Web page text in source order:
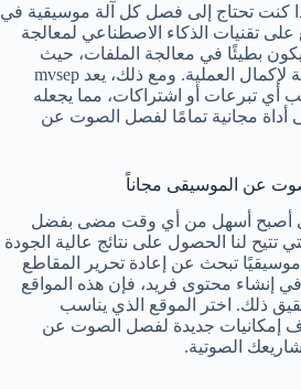
كنت تحتاج إلى فصل كل آلة موسيقية في
تقنيات الذكاء الاصطناعي لمعالجة
يكون بطيئًا في معالجة الملفات، حيث
يستغرق من 15 إلى 30 دقيقة لإكمال العملية. ومع ذلك، يعد mvsep
أي تبرعات أو اشتراكات، مما يجعله
أداة مجانية تمامًا لفصل الصوت عن
عن الموسيقى مجاناً
أصبح أسهل من أي وقت مضى بفضل
تتيح لنا الحصول على نتائج عالية الجودة
تبحث عن إعادة تحرير المقاطع
إنشاء محتوى فريد، فإن هذه المواقع
ذلك. اختر الموقع الذي يناسب
إمكانيات جديدة لفصل الصوت عن
الصوتية.